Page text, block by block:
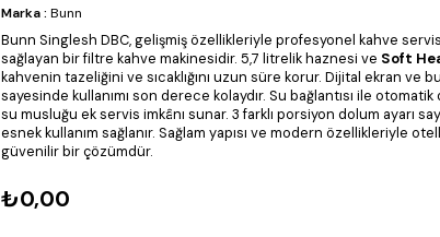
Marka: Bunn
Bunn Singlesh DBC, gelişmiş özellikleriyle profesyonel kahve
sağlayan bir filtre kahve makinesidir. 5,7 litrelik haznesi ve Soft
kahvenin tazeliğini ve sıcaklığını uzun süre korur. Dijital ekran ve
sayesinde kullanımı son derece kolaydır. Su bağlantısı ile otomatik
su musluğu ek servis imkânı sunar. 3 farklı porsiyon dolum ayarı
esnek kullanım sağlanır. Sağlam yapısı ve modern özellikleriyle
güvenilir bir çözümdür.
₺0,00